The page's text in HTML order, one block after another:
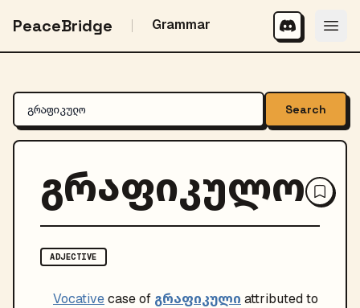
PeaceBridge Grammar
Search
გრაფიკულო
ADJECTIVE
Vocativecase of გრაფიკული attributed to